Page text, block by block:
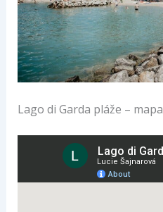
Lago di Garda pláže – mapa